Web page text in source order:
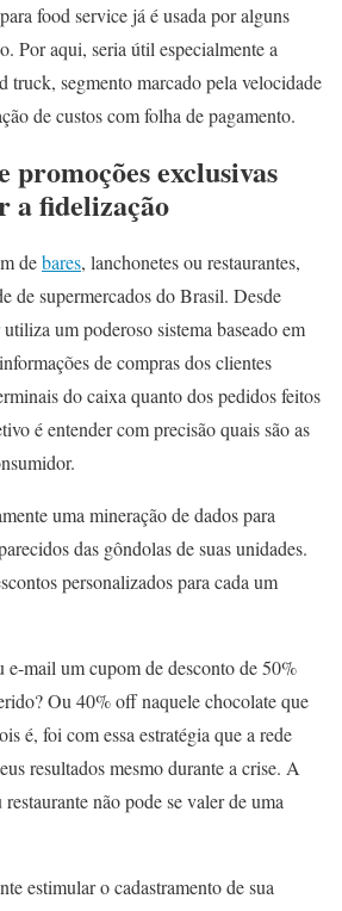
food service já é usada por alguns
Por aqui, seria útil especialmente a
truck, segmento marcado pela velocidade
de custos com folha de pagamento.
promoções exclusivas
a fidelização
debares, lanchonetes ou restaurantes,
de supermercados do Brasil. Desde
utiliza um poderoso sistema baseado em
de compras dos clientes
do caixa quanto dos pedidos feitos
é entender com precisão quais são as
uma mineração de dados para
das gôndolas de suas unidades.
personalizados para cada um
e-mail um cupom de desconto de 50%
Ou 40% off naquele chocolate que
é, foi com essa estratégia que a rede
resultados mesmo durante a crise. A
não pode se valer de uma
estimular o cadastramento de sua